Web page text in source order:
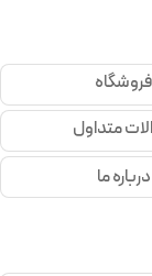
فروشگاه
متداول
درباره ما